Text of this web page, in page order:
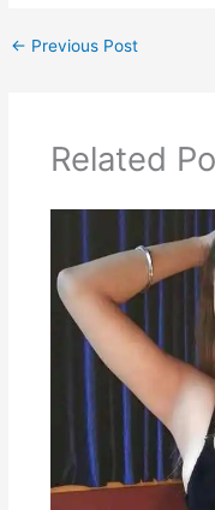
← Previous Post
Related